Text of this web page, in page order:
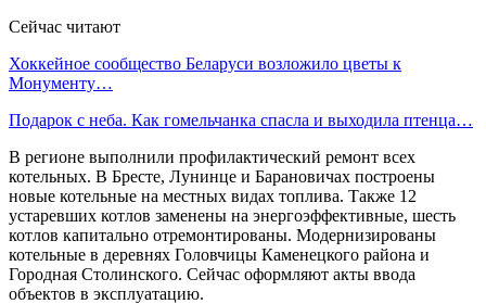
Сейчас читают
Хоккейное сообщество Беларуси возложило цветы к
Монументу…
Подарок с неба. Как гомельчанка спасла и выходила птенца…
В регионе выполнили профилактический ремонт всех
котельных. В Бресте, Лунинце и Барановичах построены
новые котельные на местных видах топлива. Также 12
устаревших котлов заменены на энергоэффективные, шесть
котлов капитально отремонтированы. Модернизированы
котельные в деревнях Головчицы Каменецкого района и
Городная Столинского. Сейчас оформляют акты ввода
объектов в эксплуатацию.